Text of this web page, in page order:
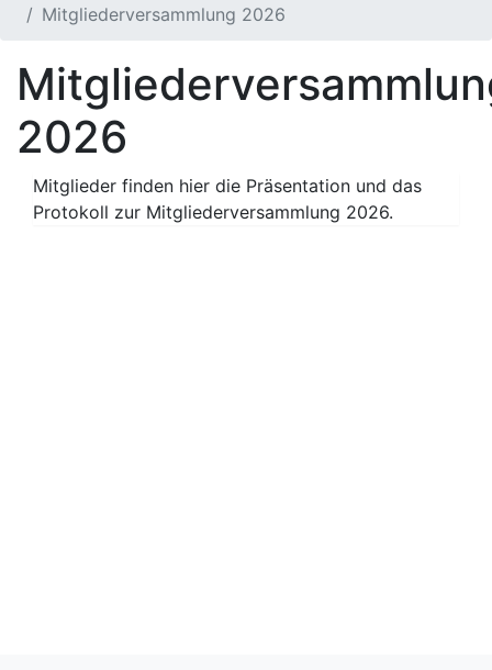
Mitgliederversammlung 2026
2026
Mitglieder finden hier die Präsentation und das
Protokoll zur Mitgliederversammlung 2026.